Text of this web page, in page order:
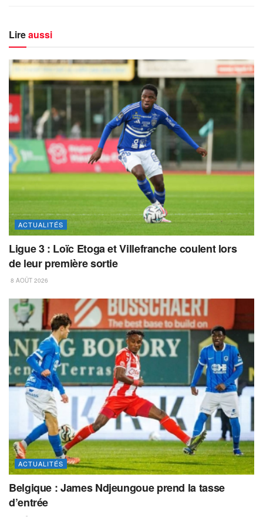
Lireaussi
ACTUALITÉS
Ligue 3 : Loïc Etoga et Villefranche coulent lors
de leur première sortie
8 AOÛT 2026
ACTUALITÉS
Belgique : James Ndjeungoue prend la tasse
d’entrée